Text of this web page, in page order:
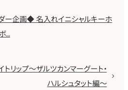
ー企画◆ 名入れイニシャルキーホ
…
リップ〜ザルツカンマーグート・
ハルシュタット編〜